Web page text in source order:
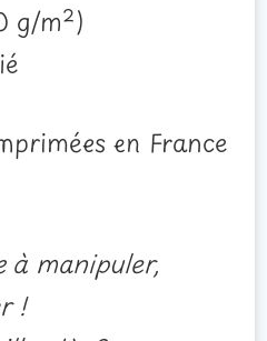
g/m²)
en France
à manipuler,
!